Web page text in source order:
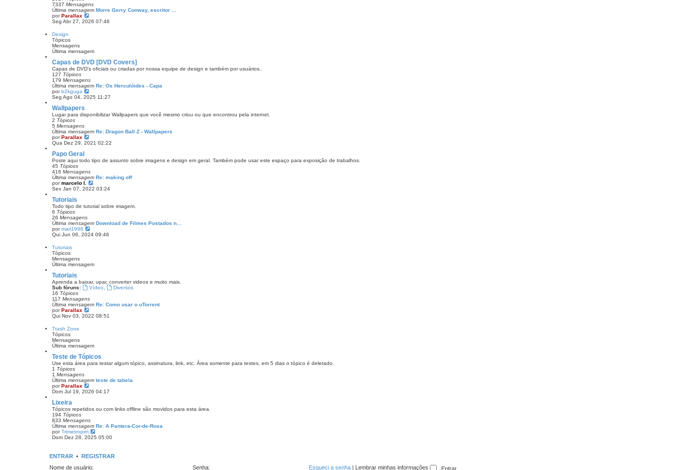
a
g
e
m
7337 Mensagens
Última mensagem Morre Gerry Conway, escritor …
porParallax
e
m
a
m
e
s
a
g
e
Seg Abr 27, 2026 07:46
Design
Tópicos
Mensagens
Última mensagem
Capas de DVD [DVD Covers]
Capas de DVD's oficiais ou criadas por nossa equipe de design e também por usuários..
127 Tópicos
179 Mensagens
Última mensagem Re: Os Herculóides - Capa
porb2kguga
e
l
m
m
s
g
e
m
Seg Ago 04, 2025 11:27
Wallpapers
Lugar para disponibilizar Wallpapers que você mesmo criou ou que encontrou pela internet.
2 Tópicos
5 Mensagens
Última mensagem Re: Dragon Ball Z - Wallpapers
porParallax
e
i
m
a
m
s
e
m
Qua Dez 29, 2021 02:22
Papo Geral
Poste aqui todo tipo de assunto sobre imagens e design em geral. Também pode usar este espaço para exposição de trabalhos.
45 Tópicos
416 Mensagens
Última mensagem Re: making off
pormarcelo l.
e
l
m
m
e
Sex Jan 07, 2022 03:24
Tutoriais
Todo tipo de tutorial sobre imagem.
6 Tópicos
26 Mensagens
Última mensagem Download de Filmes Postados n…
pormari1998
e
m
e
n
g
e
m
Qui Jun 06, 2024 09:46
Tutoriais
Tópicos
Mensagens
Última mensagem
Tutoriais
Aprenda a baixar, upar, converter videos e muito mais.
Sub fóruns:
Vídeo
Diversos
16 Tópicos
117 Mensagens
Última mensagem Re: Como usar o uTorrent
porParallax
e
m
a
m
e
a
g
e
Qui Nov 03, 2022 08:51
Trash Zone
Tópicos
Mensagens
Última mensagem
Teste de Tópicos
Use esta área para testar algum tópico, assinatura, link, etc. Área somente para testes, em 5 dias o tópico é deletado.
1 Tópicos
1 Mensagens
Última mensagem teste de tabela
porParallax
e
l
i
m
a
m
s
a
Dom Jul 19, 2026 04:17
Lixeira
Tópicos repetidos ou com links offline são movidos para esta área.
194 Tópicos
833 Mensagens
Última mensagem Re: A Pantera-Cor-de-Rosa
porTrimetropim
e
l
t
Dom Dez 28, 2025 05:00
ENTRAR • REGISTRAR
Nome de usuário:
Senha: Esqueci a senha Lembrar minhas informações